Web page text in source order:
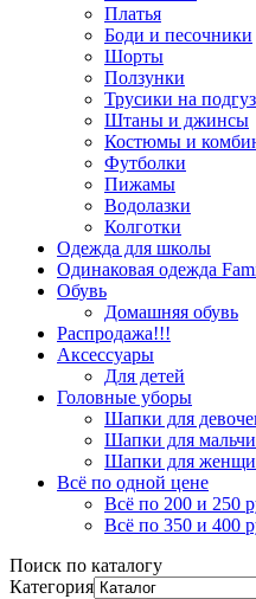
Платья
Боди и песочники
Шорты
Ползунки
Трусики на
Штаны и джинсы
Костюмы и
Футболки
Пижамы
Водолазки
Колготки
Одежда для школы
Одинаковая одежда
Обувь
Домашняя обувь
Распродажа!!!
Аксессуары
Для детей
Головные уборы
Шапки для
Шапки для
Шапки для
Всё по одной цене
Всё по 200 и 250
Всё по 350 и 400
Поиск по каталогу
Категория